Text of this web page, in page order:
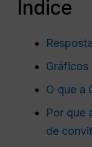
Índice
Gráficos
O que a
Por que
de